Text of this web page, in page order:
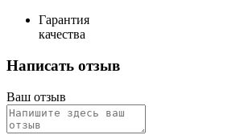
Гарантия
качества
Написать отзыв
Ваш отзыв